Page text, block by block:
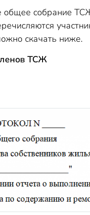
собрание
скачать ниже.
ТСЖ